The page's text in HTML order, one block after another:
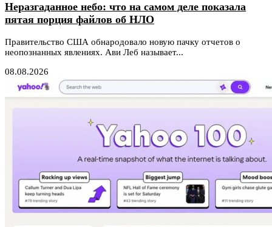
Неразгаданное небо: что на самом деле показала
пятая порция файлов об НЛО
Правительство США обнародовало новую пачку отчетов о
неопознанных явлениях. Ави Леб называет...
08.08.2026